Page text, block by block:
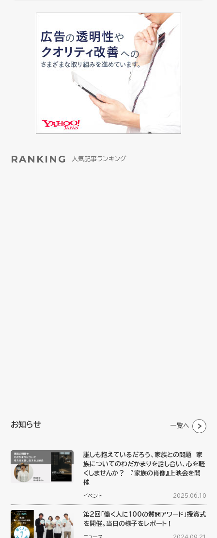
RANKING 人気記事ランキング
お知らせ 一覧へ
誰しも抱えているだろう、家族との問題 家
族についてのわだかまりを話し合い、心を軽
くしませんか？ 『家族の肖像』上映会を開
催
イベント 2025.06.10
第2回「働く人に100の質問アワード」授賞式
を開催。当日の様子をレポート！
ニュース 2024.09.21